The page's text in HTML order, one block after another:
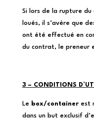
Si lors de la rupture
loués, il s’avère que
ont été effectué en
du contrat, le preneur
3 – CONDITIONS
Le box/containerest
dans un but exclusif